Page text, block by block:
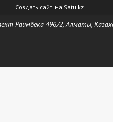
Создать сайт на Satu.kz
Раимбека 496/2, Алматы,